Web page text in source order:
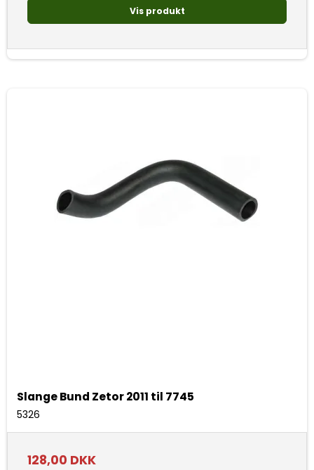
Vis produkt
Slange Bund Zetor 2011 til 7745
5326
128,00 DKK